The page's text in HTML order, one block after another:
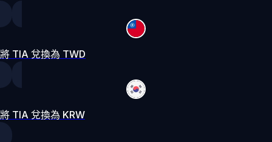
將 TIA 兌換為 TWD
將 TIA 兌換為 KRW